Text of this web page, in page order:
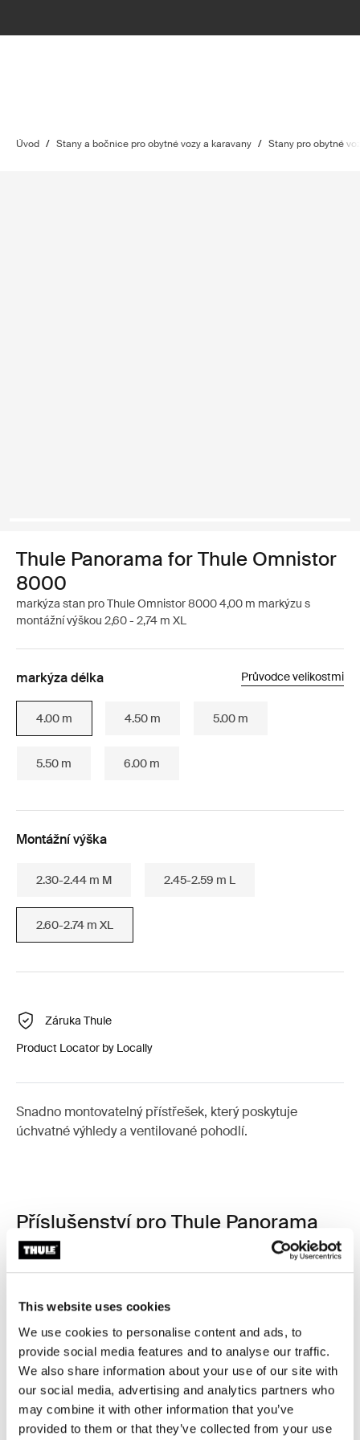
This website uses cookies
We use cookies to personalise content and ads, to
provide social media features and to analyse our traffic.
We also share information about your use of our site with
our social media, advertising and analytics partners who
may combine it with other information that you’ve
provided to them or that they’ve collected from your use
Úvod / Stany a bočnice pro obytné vozy a karavany / Stany pro obytné
Thule Panorama for Thule Omnistor
8000
markýza stan pro Thule Omnistor 8000 4,00 m markýzu s
montážní výškou 2,60 - 2,74 m XL
markýza délka Průvodce velikostmi
4.00 m 4.50 m 5.00 m
5.50 m 6.00 m
Montážní výška
2.30-2.44 m M 2.45-2.59 m L
2.60-2.74 m XL
Záruka Thule
Product Locator by Locally
Snadno montovatelný přístřešek, který poskytuje
úchvatné výhledy a ventilované pohodlí.
Příslušenství pro Thule Panorama
for Thule Omnistor 8000